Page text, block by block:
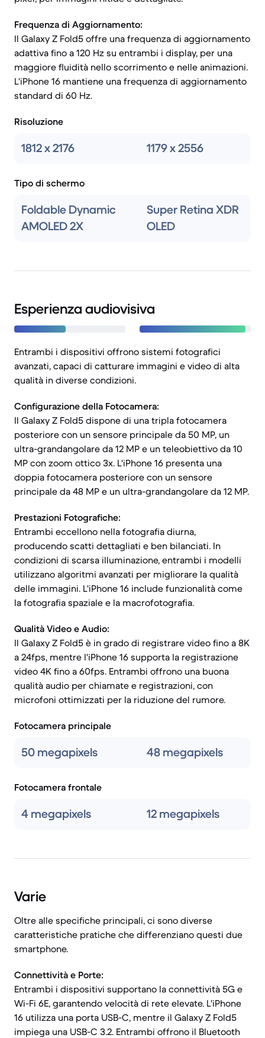
Frequenza di Aggiornamento:
Il Galaxy Z Fold5 offre una frequenza di aggiornamento
adattiva fino a 120 Hz su entrambi i display, per una
maggiore fluidità nello scorrimento e nelle animazioni.
L'iPhone 16 mantiene una frequenza di aggiornamento
standard di 60 Hz.
Risoluzione
1812 x 2176 1179 x 2556
Tipo di schermo
Foldable Dynamic
AMOLED 2X
Super Retina XDR
OLED
Esperienza audiovisiva
Entrambi i dispositivi offrono sistemi fotografici
avanzati, capaci di catturare immagini e video di alta
qualità in diverse condizioni.
Configurazione della Fotocamera:
Il Galaxy Z Fold5 dispone di una tripla fotocamera
posteriore con un sensore principale da 50 MP, un
ultra-grandangolare da 12 MP e un teleobiettivo da 10
MP con zoom ottico 3x. L'iPhone 16 presenta una
doppia fotocamera posteriore con un sensore
principale da 48 MP e un ultra-grandangolare da 12 MP.
Prestazioni Fotografiche:
Entrambi eccellono nella fotografia diurna,
producendo scatti dettagliati e ben bilanciati. In
condizioni di scarsa illuminazione, entrambi i modelli
utilizzano algoritmi avanzati per migliorare la qualità
delle immagini. L'iPhone 16 include funzionalità come
la fotografia spaziale e la macrofotografia.
Qualità Video e Audio:
Il Galaxy Z Fold5 è in grado di registrare video fino a 8K
a 24fps, mentre l'iPhone 16 supporta la registrazione
video 4K fino a 60fps. Entrambi offrono una buona
qualità audio per chiamate e registrazioni, con
microfoni ottimizzati per la riduzione del rumore.
Fotocamera principale
50 megapixels 48 megapixels
Fotocamera frontale
4 megapixels 12 megapixels
Varie
Oltre alle specifiche principali, ci sono diverse
caratteristiche pratiche che differenziano questi due
smartphone.
Connettività e Porte:
Entrambi i dispositivi supportano la connettività 5G e
Wi-Fi 6E, garantendo velocità di rete elevate. L'iPhone
16 utilizza una porta USB-C, mentre il Galaxy Z Fold5
impiega una USB-C 3.2. Entrambi offrono il Bluetooth